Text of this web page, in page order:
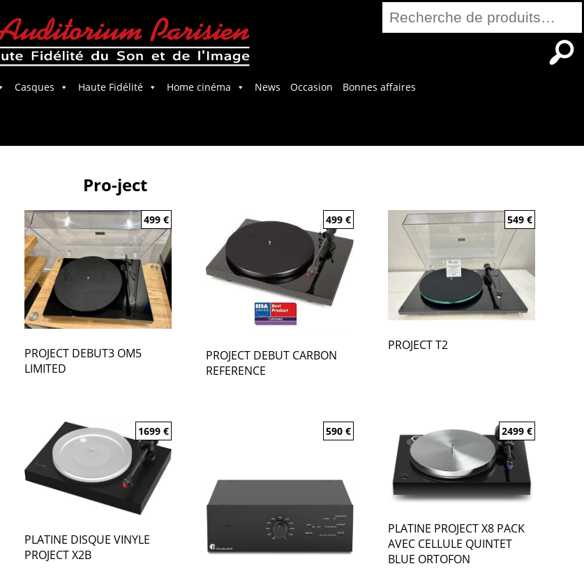
Casques Haute Fidélité Home cinéma News Occasion Bonnes affaires
Recherche
pour :
Pro-ject
PROJECT DEBUT3 OM5
LIMITED
499 €
PROJECT DEBUT CARBON
REFERENCE
499 €
PROJECT T2
549€
PLATINE DISQUE VINYLE
PROJECT X2B
1699 € 590 €
PLATINE PROJECT X8 PACK
AVEC CELLULE QUINTET
BLUE ORTOFON
2499€